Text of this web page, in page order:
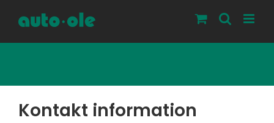
content
Kontakt information